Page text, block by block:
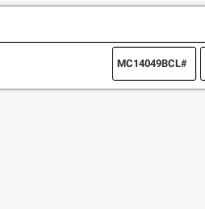
MC14049BCL